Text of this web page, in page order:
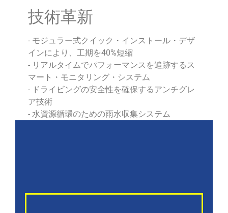
技術革新
- モジュラー式クイック・インストール・デザ
インにより、工期を40%短縮
- リアルタイムでパフォーマンスを追跡するス
マート・モニタリング・システム
- ドライビングの安全性を確保するアンチグレ
ア技術
- 水資源循環のための雨水収集システム